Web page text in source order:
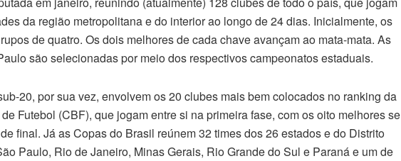
da região metropolitana e do interior ao longo de 24 dias. Inicialmente, os
de quatro. Os dois melhores de cada chave avançam ao mata-mata. As
são selecionadas por meio dos respectivos campeonatos estaduais.
20, por sua vez, envolvem os 20 clubes mais bem colocados no ranking da
Futebol (CBF), que jogam entre si na primeira fase, com os oito melhores se
final. Já as Copas do Brasil reúnem 32 times dos 26 estados e do Distrito
Paulo, Rio de Janeiro, Minas Gerais, Rio Grande do Sul e Paraná e um de